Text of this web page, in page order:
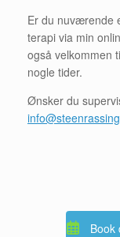
Er du nuværende
terapi via min
også velkommen
nogle tider.
Ønsker du
Book